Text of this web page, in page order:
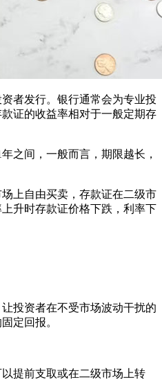
者发行。银行通常会为专业投
证的收益率相对于一般定期存
之间，一般而言，期限越长，
上自由买卖，存款证在二级市
升时存款证价格下跌，利率下
投资者在不受市场波动干扰的
定回报。
提前支取或在二级市场上转